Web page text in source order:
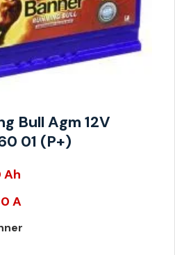
Bull Agm 12V
01 (P+)
Ah
A